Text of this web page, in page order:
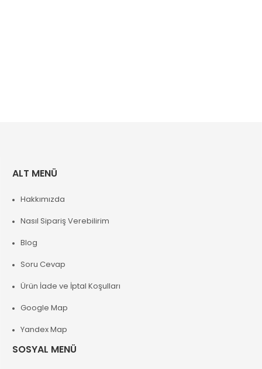
ALT MENÜ
Hakkımızda
Nasıl Sipariş Verebilirim
Blog
Soru Cevap
Ürün İade ve İptal Koşulları
Google Map
Yandex Map
SOSYAL MENÜ